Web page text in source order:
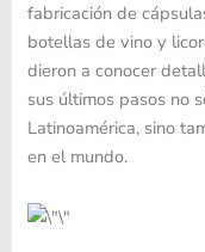
fabricación de
botellas de vino y
dieron a conocer
sus últimos pasos no
Latinoamérica, sino
en el mundo.